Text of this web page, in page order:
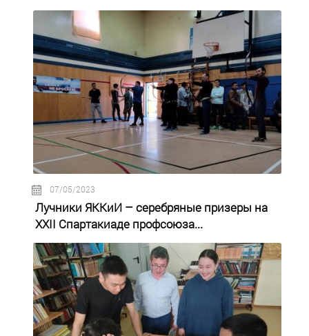
07/05/2023
Лучники ЯККиИ – серебряные призеры на
XXII Спартакиаде профсоюза...